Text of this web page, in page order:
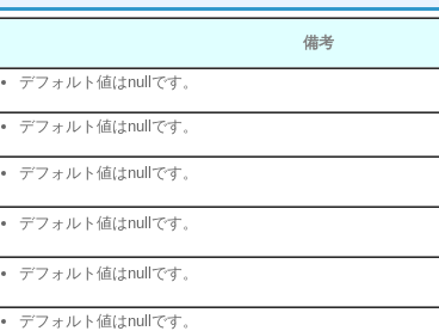
備考
デフォルト値はnullです。
デフォルト値はnullです。
デフォルト値はnullです。
デフォルト値はnullです。
デフォルト値はnullです。
デフォルト値はnullです。